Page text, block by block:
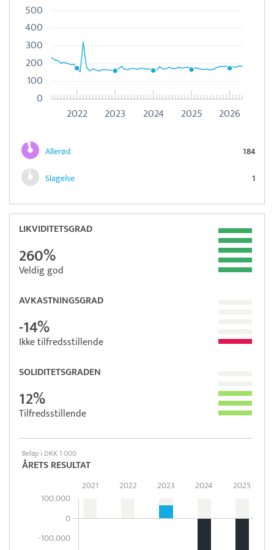
2022 2023 2024 2025 2026
0
100
200
300
400
500
Allerød
184
Slagelse
1
LIKVIDITETSGRAD
260%
Veldig god
AVKASTNINGSGRAD
-14%
Ikke tilfredsstillende
SOLIDITETSGRADEN
12%
Tilfredsstillende
Beløp i DKK 1 000
ÅRETS RESULTAT
100.000
0
-100.000
2021 2022 2023 2024 2025